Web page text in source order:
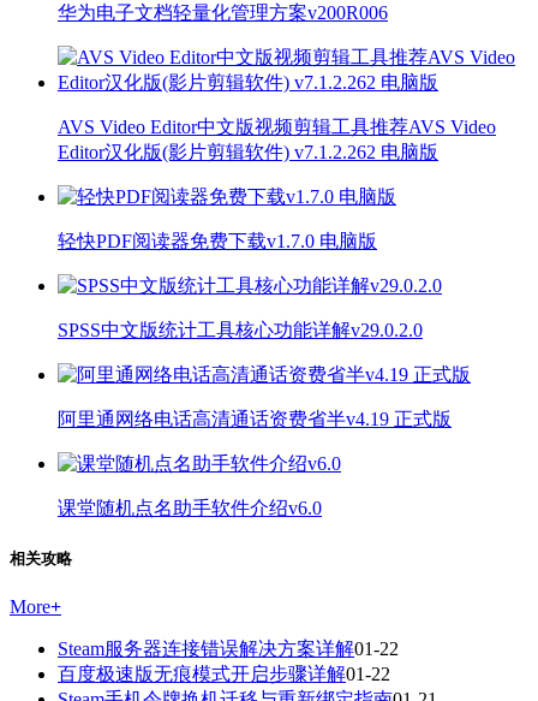
华为电子文档轻量化管理方案v200R006
AVS Video Editor中文版视频剪辑工具推荐AVS Video
Editor汉化版(影片剪辑软件) v7.1.2.262 电脑版
轻快PDF阅读器免费下载v1.7.0 电脑版
SPSS中文版统计工具核心功能详解v29.0.2.0
阿里通网络电话高清通话资费省半v4.19 正式版
课堂随机点名助手软件介绍v6.0
相关攻略
More+
Steam服务器连接错误解决方案详解01-22
百度极速版无痕模式开启步骤详解01-22